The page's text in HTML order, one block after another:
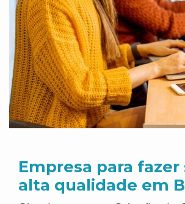
Empresa para fazer
alta qualidade em